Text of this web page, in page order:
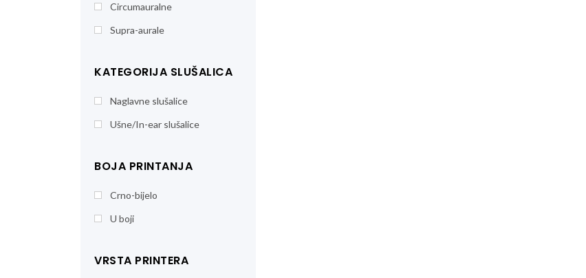
Circumauralne
Supra-aurale
KATEGORIJA SLUŠALICA
Naglavne slušalice
Ušne/In-ear slušalice
BOJA PRINTANJA
Crno-bijelo
U boji
VRSTA PRINTERA